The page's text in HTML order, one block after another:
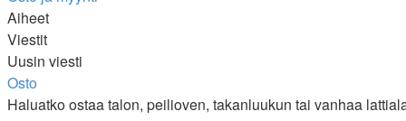
Aiheet
Viestit
Uusin viesti
Osto
Haluatko ostaa talon, peilioven, takanluukun tai vanhaa